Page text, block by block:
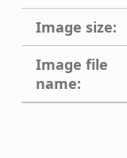
Image size:
Image file
name: